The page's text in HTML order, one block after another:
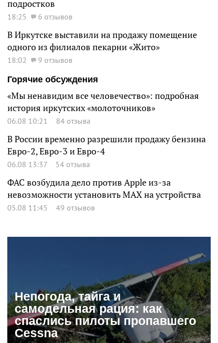
подростков
18:25 6 отзывов
В Иркутске выставили на продажу помещение
одного из филиалов пекарни «Жито»
18:02
9 отзывов
Горячие обсуждения
«Мы ненавидим все человечество»: подробная
история иркутских «молоточников»
06.08 10:21 84 отзыва
В России временно разрешили продажу бензина
Евро-2, Евро-3 и Евро-4
06.08 13:37 54 отзыва
ФАС возбудила дело против Apple из-за
невозможности установить MAX на устройства
05.08 11:45 49 отзывов
Непогода, тайга и
самодельная рация: как
спаслись пилоты пропавшего
Cessna